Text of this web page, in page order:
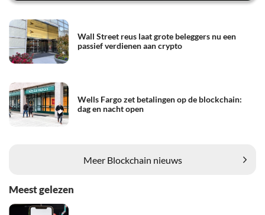
Wall Street reus laat grote beleggers nu een
passief verdienen aan crypto
Wells Fargo zet betalingen op de blockchain:
dag en nacht open
Meer Blockchain nieuws
Meest gelezen